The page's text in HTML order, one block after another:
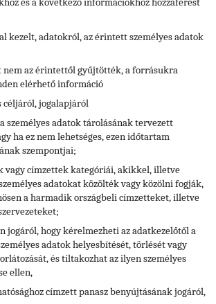
kezelt, adatokról, az érintett személyes adatok
nem az érintettől gyűjtötték, a forrásukra
elérhető információ
céljáról, jogalapjáról
személyes adatok tárolásának tervezett
ha ez nem lehetséges, ezen időtartam
szempontjai;
vagy címzettek kategóriái, akikkel, illetve
adatokat közölték vagy közölni fogják,
a harmadik országbeli címzetteket, illetve
jogáról, hogy kérelmezheti az adatkezelőtől a
adatok helyesbítését, törlését vagy
és tiltakozhat az ilyen személyes
ellen,
címzett panasz benyújtásának jogáról,